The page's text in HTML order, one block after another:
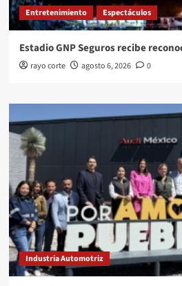
Entretenimiento Espectáculos
Estadio GNP Seguros recibe
rayo corte agosto 6, 2026 0
Industria Automotriz